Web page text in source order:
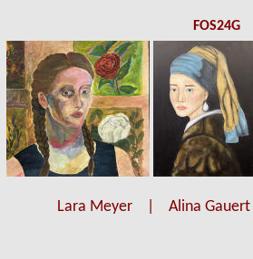
FOS24G
Lara Meyer | Alina